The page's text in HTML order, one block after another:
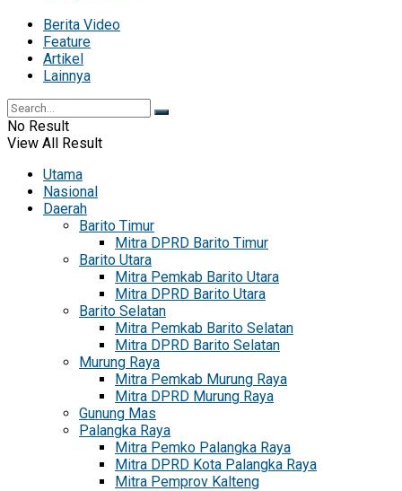
Berita Video
Feature
Artikel
Lainnya
No Result
View All Result
Utama
Nasional
Daerah
Barito Timur
Mitra DPRD Barito Timur
Barito Utara
Mitra Pemkab Barito Utara
Mitra DPRD Barito Utara
Barito Selatan
Mitra Pemkab Barito Selatan
Mitra DPRD Barito Selatan
Murung Raya
Mitra Pemkab Murung Raya
Mitra DPRD Murung Raya
Gunung Mas
Palangka Raya
Mitra Pemko Palangka Raya
Mitra DPRD Kota Palangka Raya
Mitra Pemprov Kalteng